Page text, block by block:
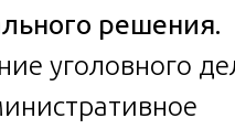
решения.
уголовного